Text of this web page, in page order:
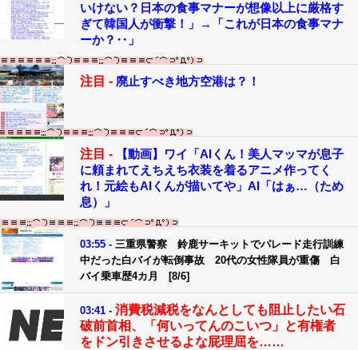
いけない？日本の食事マナーが想像以上に厳格す
ぎて韓国人が衝撃！」→「これが日本の食事マナ
ーか？‥」
注目 - 廃止すべき地方空港は？！
注目 -
【動画】ワイ「AIくん！美人マッマが息子
に頼まれてえちえち衣装を着るアニメ作ってく
れ！元絵もAIくんが描いてや」AI「はぁ…（ため
息）」
03:55 - 三重県警察 鈴鹿サーキットでパレード走行訓練
中だった白バイが転倒事故 20代の女性隊員が重傷 白
バイ乗車歴4カ月 [8/6]
03:41 - 消費税減税をなんとしても阻止したい石
破前首相、「何いってんのこいつ」と有権者
をドン引きさせるよな屁理屈を……